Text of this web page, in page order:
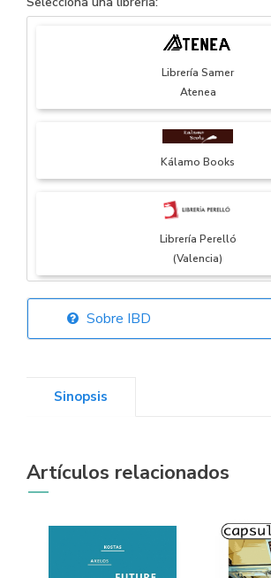
Librería Samer
Atenea
Kálamo Books
Librería Perelló
(Valencia)
Librería Elías
(Madrid)
Librería Proteo
Sobre IBD
Sinopsis
Artículos relacionados